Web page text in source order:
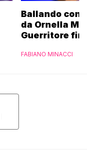
Ballando con
da Ornella
Guerritore
l’esclusiva di
FABIANO MINACCI